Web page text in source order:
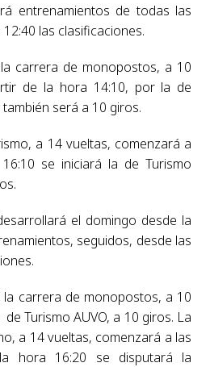
entrenamientos de todas las
las clasificaciones.
carrera de monopostos, a 10
de la hora 14:10, por la de
será a 10 giros.
a 14 vueltas, comenzará a
se iniciará la de Turismo
el domingo desde la
seguidos, desde las
la carrera de monopostos, a 10
Turismo AUVO, a 10 giros. La
a 14 vueltas, comenzará a las
hora 16:20 se disputará la